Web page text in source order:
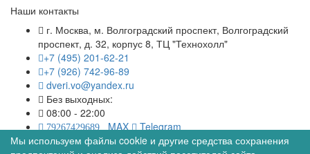
Наши контакты
г. Москва, м. Волгоградский проспект, Волгоградский
проспект, д. 32, корпус 8, ТЦ "Технохолл"
+7 (495) 201-62-21
+7 (926) 742-96-89
dveri.vo@yandex.ru
Без выходных:
08:00 - 22:00
79267429689 MAX
Telegram
© Межкомнатные двери в интернет магазине Двериво
Мы используем файлы cookie и другие средства сохранения